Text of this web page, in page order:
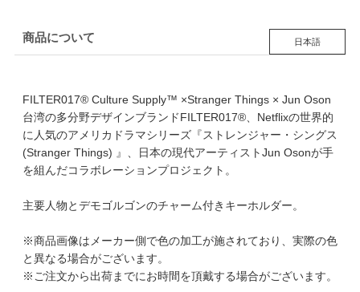
商品について 日本語
FILTER017® Culture Supply™ ×Stranger Things × Jun Oson
台湾の多分野デザインブランドFILTER017®、Netflixの世界的
に人気のアメリカドラマシリーズ『ストレンジャー・シングス
(Stranger Things) 』、日本の現代アーティストJun Osonが手
を組んだコラボレーションプロジェクト。
主要人物とデモゴルゴンのチャーム付きキーホルダー。
※商品画像はメーカー側で色の加工が施されており、実際の色
と異なる場合がございます。
※ご注文から出荷までにお時間を頂戴する場合がございます。